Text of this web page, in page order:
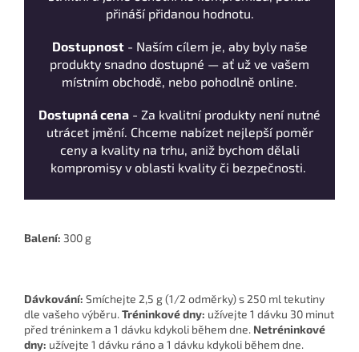
přináší přidanou hodnotu.
Dostupnost- Naším cílem je, aby byly naše
produkty snadno dostupné — ať už ve vašem
místním obchodě, nebo pohodlně online.
Dostupná cena - Za kvalitní produkty není nutné
utrácet jmění. Chceme nabízet nejlepší poměr
ceny a kvality na trhu, aniž bychom dělali
kompromisy v oblasti kvality či bezpečnosti.
Balení: 300 g
Dávkování: Smíchejte 2,5 g (1/2 odměrky) s 250 ml tekutiny
dle vašeho výběru. Tréninkové dny: užívejte 1 dávku 30 minut
před tréninkem a 1 dávku kdykoli během dne. Netréninkové
dny: užívejte 1 dávku ráno a 1 dávku kdykoli během dne.